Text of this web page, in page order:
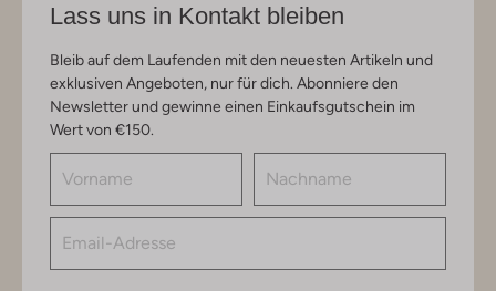
Lass uns in Kontakt bleiben
Bleib auf dem Laufenden mit den neuesten Artikeln und
exklusiven Angeboten, nur für dich. Abonniere den
Newsletter und gewinne einen Einkaufsgutschein im
Wert von €150.